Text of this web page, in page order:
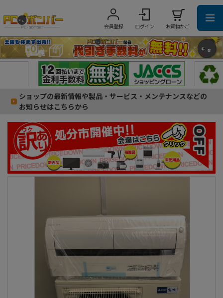
会員登録 ログイン お買物かご
ショップの最新情報や製品・サービス・メンテナンスなどの
お知らせはこちらから